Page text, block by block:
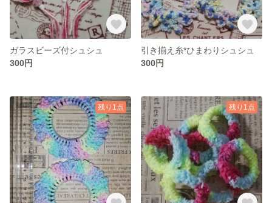
ガラスビーズ付シュシュ
300円
引き揃え糸*ひまわりシュシュ
300円
残り1点 残り1点